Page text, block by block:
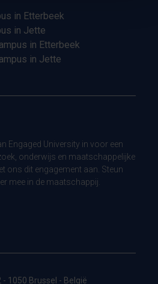
in Etterbeek
in Jette
in Etterbeek
in Jette
Engaged University in voor een
onderwijs en maatschappelijke
ons dit engagement aan. Steun
mee in de maatschappij.
- 1050 Brussel - België